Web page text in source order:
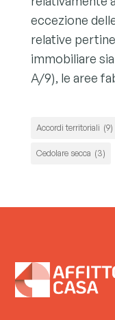
eccezione
relative
immobiliare
A/9), le aree
Accordi territoriali (9)
Cedolare secca (3)